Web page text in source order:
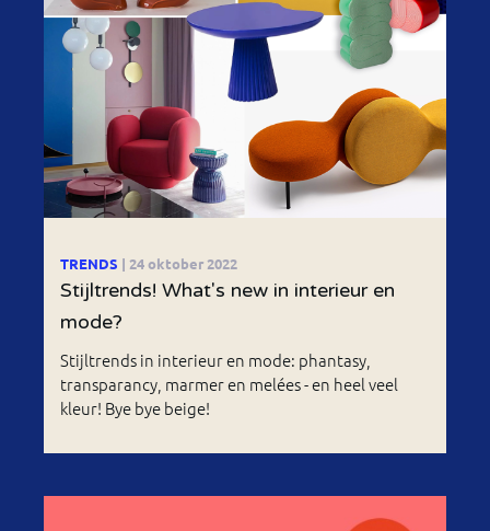
TRENDS | 24 oktober 2022
Stijltrends! What's new in interieur en
mode?
Stijltrends in interieur en mode: phantasy,
transparancy, marmer en melées - en heel veel
kleur! Bye bye beige!